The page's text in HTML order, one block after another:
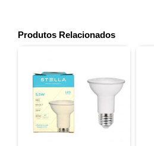
Produtos Relacionados